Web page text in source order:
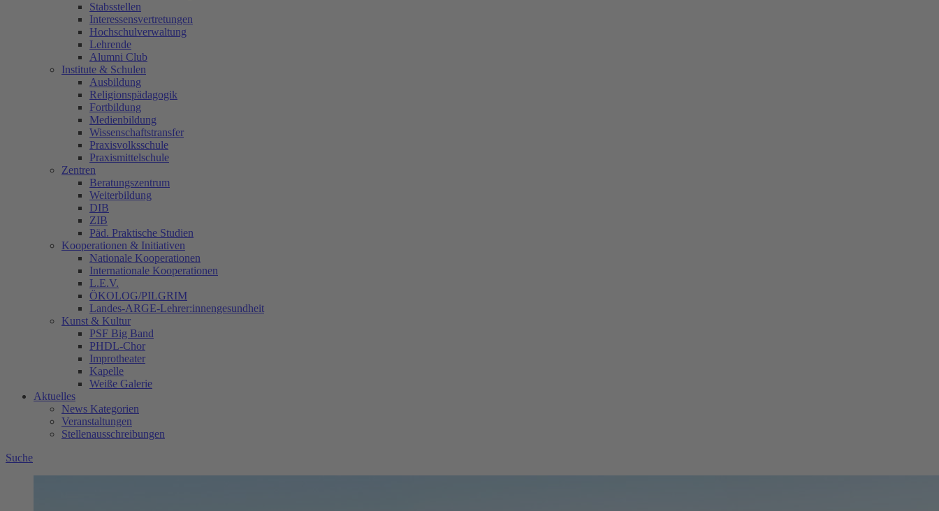
Stabsstellen
Interessensvertretungen
Hochschulverwaltung
Lehrende
Alumni Club
Institute & Schulen
Ausbildung
Religionspädagogik
Fortbildung
Medienbildung
Wissenschaftstransfer
Praxisvolksschule
Praxismittelschule
Zentren
Beratungszentrum
Weiterbildung
DIB
ZIB
Päd. Praktische Studien
Kooperationen & Initiativen
Nationale Kooperationen
Internationale Kooperationen
L.E.V.
ÖKOLOG/PILGRIM
Landes-ARGE-Lehrer:innengesundheit
Kunst & Kultur
PSF Big Band
PHDL-Chor
Improtheater
Kapelle
Weiße Galerie
Aktuelles
News Kategorien
Veranstaltungen
Stellenausschreibungen
Suche